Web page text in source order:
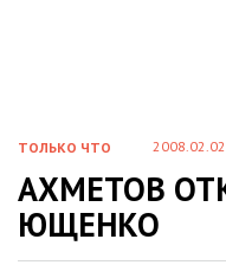
ТОЛЬКО ЧТО 2008.02.02
АХМЕТОВ
ЮЩЕНКО